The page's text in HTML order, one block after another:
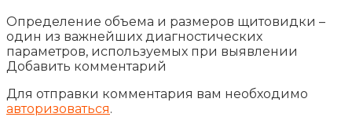
Определение объема и размеров щитовидки –
один из важнейших диагностических
параметров, используемых при выявлении
Добавить комментарий
Для отправки комментария вам необходимо
авторизоваться.